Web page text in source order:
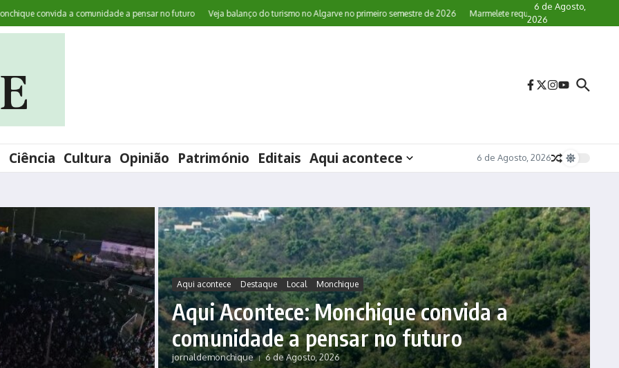
convida a comunidade a pensar no futuro Veja balanço do turismo no Algarve no primeiro semestre de 2026 Marmelete requalifica paragens de autocarro
6 de Agosto,
2026
Ciência Cultura Opinião Património Editais Aqui acontece 6 de Agosto, 2026
Aqui acontece Destaque Local Monchique
Aqui Acontece: Monchique convida a
comunidade a pensar no futuro
jornaldemonchique 6 de Agosto, 2026